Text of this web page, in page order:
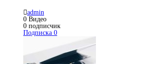
admin
0 Видео
0 подписчик
Подписка 0